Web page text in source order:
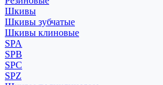
Шкивы
Шкивы зубчатые
Шкивы клиновые
SPA
SPB
SPC
SPZ